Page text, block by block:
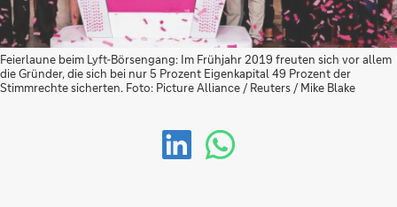
Feierlaune beim Lyft-Börsengang: Im Frühjahr 2019 freuten sich vor allem
die Gründer, die sich bei nur 5 Prozent Eigenkapital 49 Prozent der
Stimmrechte sicherten. Foto: Picture Alliance / Reuters / Mike Blake